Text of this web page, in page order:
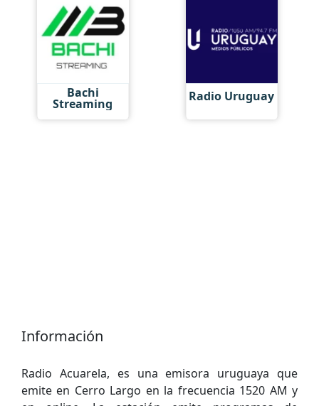
Bachi
Streaming Radio Uruguay
Información
Radio Acuarela, es una emisora uruguaya que
emite en Cerro Largo en la frecuencia 1520 AM y